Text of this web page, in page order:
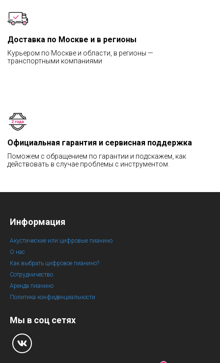
Доставка по Москве и в регионы
Курьером по Москве и области, в регионы —
транспортными компаниями
Официальная гарантия и сервисная поддержка
Поможем с обращением по гарантии и подскажем, как
действовать в случае проблемы с инструментом.
Информация
Акустические или цифровые пианино
О нас
Как выбрать цифровое пианино?
Сотрудничество
Аренда пианино
Политика конфиденциальности
Мы в соц сетях